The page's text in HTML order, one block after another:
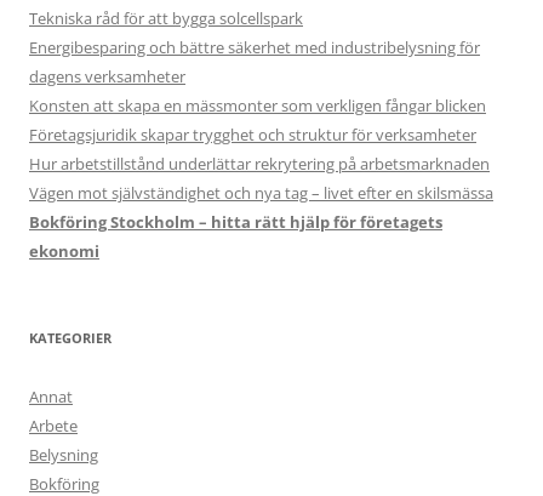
Tekniska råd för att bygga solcellspark
Energibesparing och bättre säkerhet med industribelysning för
dagens verksamheter
Konsten att skapa en mässmonter som verkligen fångar blicken
Företagsjuridik skapar trygghet och struktur för verksamheter
Hur arbetstillstånd underlättar rekrytering på arbetsmarknaden
Vägen mot självständighet och nya tag – livet efter en skilsmässa
Bokföring Stockholm – hitta rätt hjälp för företagets
ekonomi
KATEGORIER
Annat
Arbete
Belysning
Bokföring